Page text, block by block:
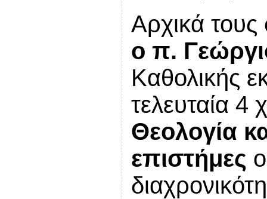
Αρχικά
ο π.
Καθολικής
τελευταία 4
Θεολογία
επιστήμες